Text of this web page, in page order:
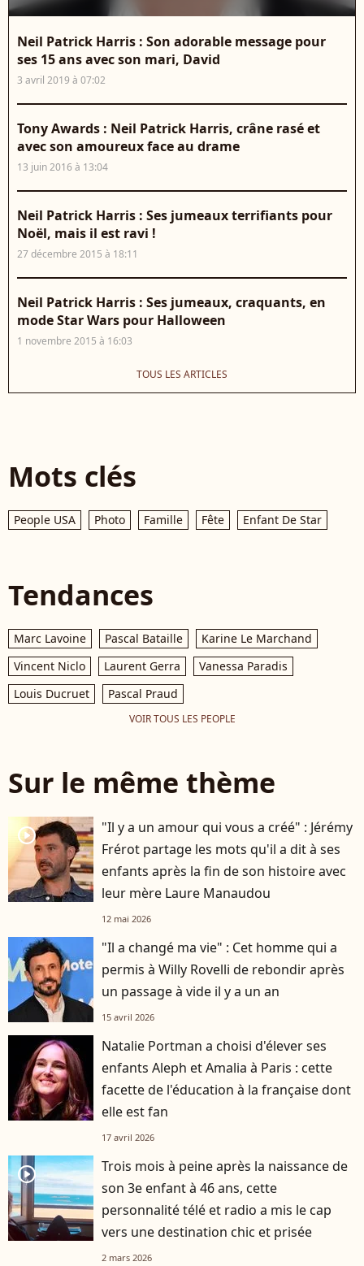
Neil Patrick Harris : Son adorable message pour
ses 15 ans avec son mari, David
3 avril 2019 à 07:02
Tony Awards : Neil Patrick Harris, crâne rasé et
avec son amoureux face au drame
13 juin 2016 à 13:04
Neil Patrick Harris : Ses jumeaux terrifiants pour
Noël, mais il est ravi !
27 décembre 2015 à 18:11
Neil Patrick Harris : Ses jumeaux, craquants, en
mode Star Wars pour Halloween
1 novembre 2015 à 16:03
TOUS LES ARTICLES
Mots clés
People USA Photo Famille Fête Enfant De Star
Tendances
Marc Lavoine Pascal Bataille
Karine Le Marchand
Vincent Niclo
Laurent Gerra
Vanessa Paradis
Louis Ducruet
Pascal Praud
VOIR TOUS LES PEOPLE
Sur le même thème
player2
"Il y a un amour qui vous a créé" : Jérémy
Frérot partage les mots qu'il a dit à ses
enfants après la fin de son histoire avec
leur mère Laure Manaudou
12 mai 2026
"Il a changé ma vie" : Cet homme qui a
permis à Willy Rovelli de rebondir après
un passage à vide il y a un an
15 avril 2026
Natalie Portman a choisi d'élever ses
enfants Aleph et Amalia à Paris : cette
facette de l'éducation à la française dont
elle est fan
17 avril 2026
player2
Trois mois à peine après la naissance de
son 3e enfant à 46 ans, cette
personnalité télé et radio a mis le cap
vers une destination chic et prisée
2 mars 2026